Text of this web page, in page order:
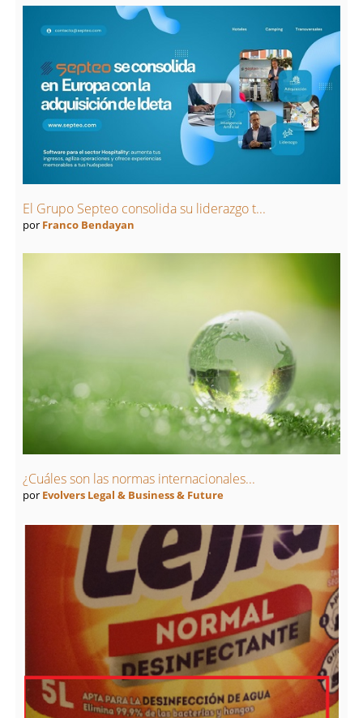
El Grupo Septeo consolida su liderazgo t...
por Franco Bendayan
¿Cuáles son las normas internacionales...
por Evolvers Legal & Business & Future